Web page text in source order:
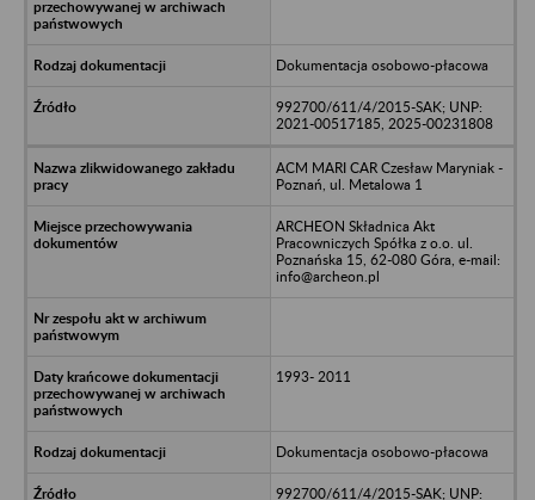
Dokumentacja osobowo-płacowa
992700/611/4/2015-SAK; UNP:
2021-00517185, 2025-00231808
ACM MARI CAR Czesław Maryniak -
Poznań, ul. Metalowa 1
ARCHEON Składnica Akt
Pracowniczych Spółka z o.o. ul.
Poznańska 15, 62-080 Góra, e-mail:
info@archeon.pl
1993- 2011
Dokumentacja osobowo-płacowa
992700/611/4/2015-SAK; UNP: